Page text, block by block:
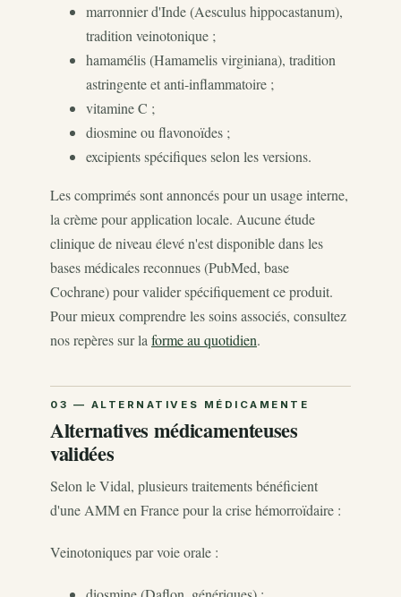
marronnier d'Inde (Aesculus hippocastanum),
tradition veinotonique ;
hamamélis (Hamamelis virginiana), tradition
astringente et anti-inflammatoire ;
vitamine C ;
diosmine ou flavonoïdes ;
excipients spécifiques selon les versions.
Les comprimés sont annoncés pour un usage interne,
la crème pour application locale. Aucune étude
clinique de niveau élevé n'est disponible dans les
bases médicales reconnues (PubMed, base
Cochrane) pour valider spécifiquement ce produit.
Pour mieux comprendre les soins associés, consultez
nos repères sur la forme au quotidien.
Alternatives médicamenteuses
validées
Selon le Vidal, plusieurs traitements bénéficient
d'une AMM en France pour la crise hémorroïdaire :
Veinotoniques par voie orale :